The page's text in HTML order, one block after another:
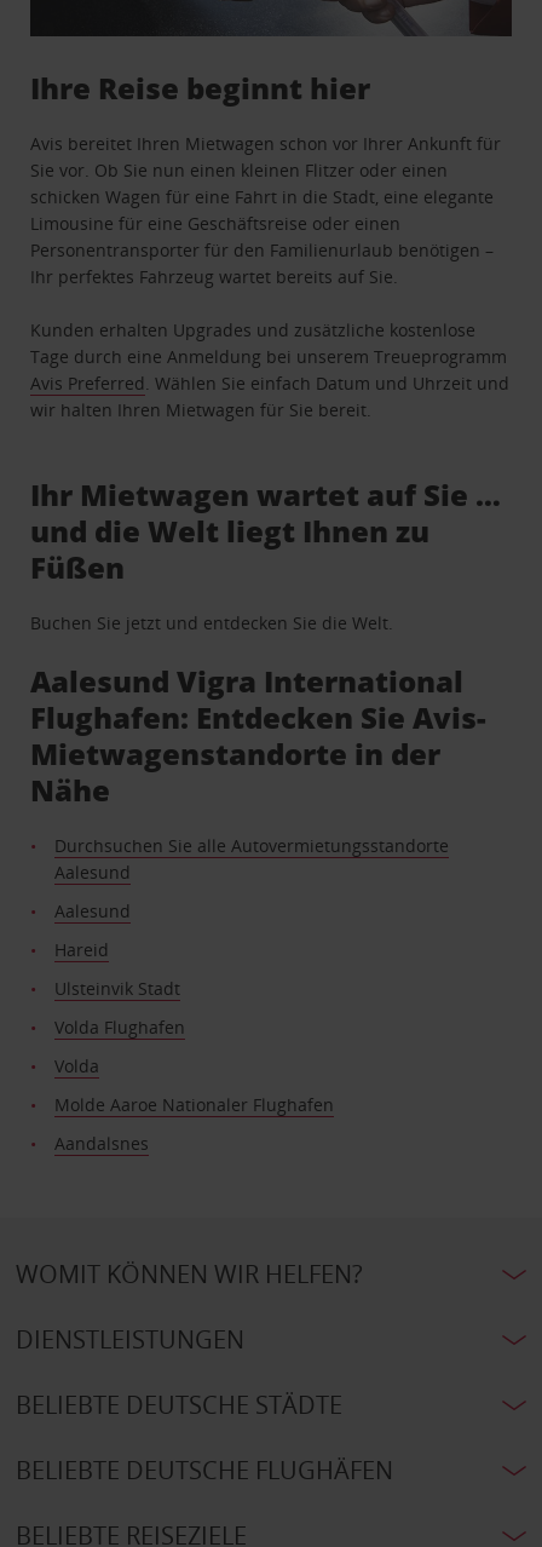
Ihre Reise beginnt hier
Avis bereitet Ihren Mietwagen schon vor Ihrer Ankunft für
Sie vor. Ob Sie nun einen kleinen Flitzer oder einen
schicken Wagen für eine Fahrt in die Stadt, eine elegante
Limousine für eine Geschäftsreise oder einen
Personentransporter für den Familienurlaub benötigen –
Ihr perfektes Fahrzeug wartet bereits auf Sie.
Kunden erhalten Upgrades und zusätzliche kostenlose
Tage durch eine Anmeldung bei unserem Treueprogramm
Avis Preferred . Wählen Sie einfach Datum und Uhrzeit und
wir halten Ihren Mietwagen für Sie bereit.
Ihr Mietwagen wartet auf Sie …
und die Welt liegt Ihnen zu
Füßen
Buchen Sie jetzt und entdecken Sie die Welt.
Aalesund Vigra International
Flughafen: Entdecken Sie Avis-
Mietwagenstandorte in der
Nähe
Durchsuchen Sie alle Autovermietungsstandorte
Aalesund
Aalesund
Hareid
Ulsteinvik Stadt
Volda Flughafen
Volda
Molde Aaroe Nationaler Flughafen
Aandalsnes
WOMIT KÖNNEN WIR HELFEN?
DIENSTLEISTUNGEN
BELIEBTE DEUTSCHE STÄDTE
BELIEBTE DEUTSCHE FLUGHÄFEN
BELIEBTE REISEZIELE